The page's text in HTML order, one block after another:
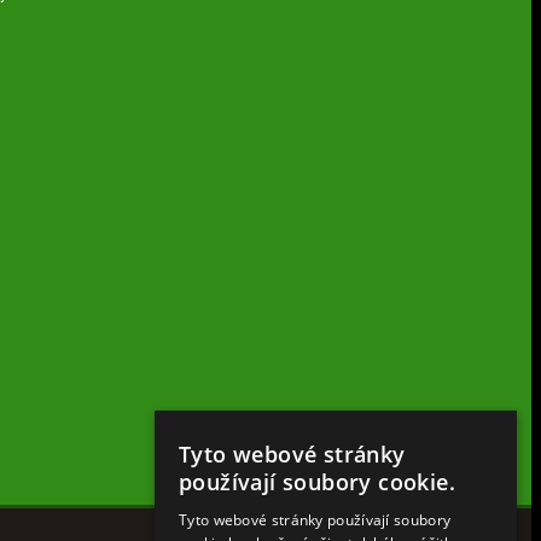
Tyto webové stránky
používají soubory cookie.
Tyto webové stránky používají soubory